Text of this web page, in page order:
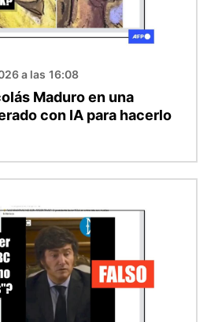
a las 16:08
Maduro en una
con IA para hacerlo